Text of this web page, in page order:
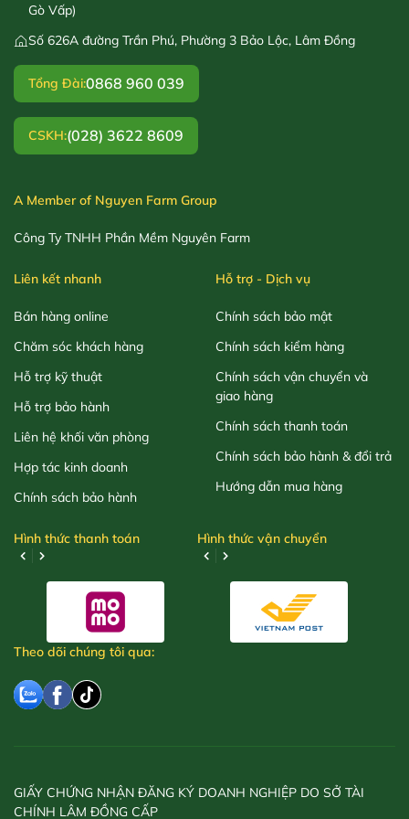
Gò Vấp)
Số 626A đường Trần Phú, Phường 3 Bảo Lộc, Lâm Đồng
Tổng Đài:0868 960 039
CSKH:(028) 3622 8609
A Member of Nguyen Farm Group
Công Ty TNHH Phần Mềm Nguyên Farm
Liên kết nhanh
Bán hàng online
Chăm sóc khách hàng
Hỗ trợ kỹ thuật
Hỗ trợ bảo hành
Liên hệ khối văn phòng
Hợp tác kinh doanh
Chính sách bảo hành
Hỗ trợ - Dịch vụ
Chính sách bảo mật
Chính sách kiểm hàng
Chính sách vận chuyển và
giao hàng
Chính sách thanh toán
Chính sách bảo hành & đổi trả
Hướng dẫn mua hàng
Hình thức thanh toán Hình thức vận chuyển
Theo dõi chúng tôi qua:
GIẤY CHỨNG NHẬN ĐĂNG KÝ DOANH NGHIỆP DO SỞ TÀI
CHÍNH LÂM ĐỒNG CẤP